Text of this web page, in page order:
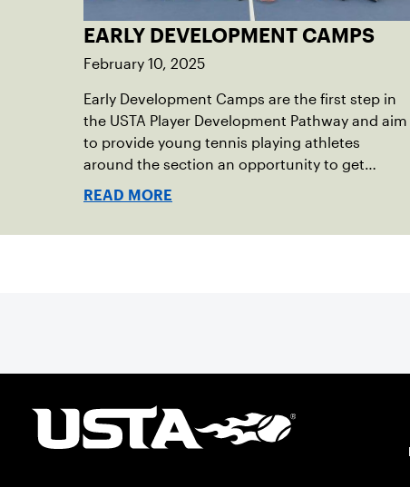
EARLY DEVELOPMENT CAMPS
February 10, 2025
Early Development Camps are the first step in
the USTA Player Development Pathway and aim
to provide young tennis playing athletes
around the section an opportunity to get
involved in future training opportunities using
READ MORE